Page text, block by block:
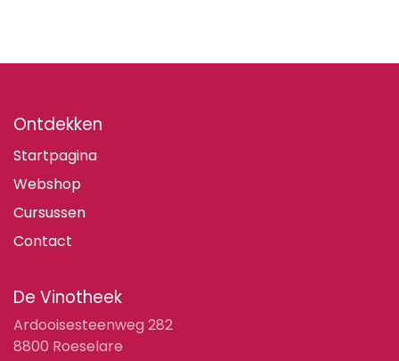
Ontdekken
Startpagina
Webshop
Cursussen
Contact
De Vinotheek
Ardooisesteenweg 282
8800 Roeselare